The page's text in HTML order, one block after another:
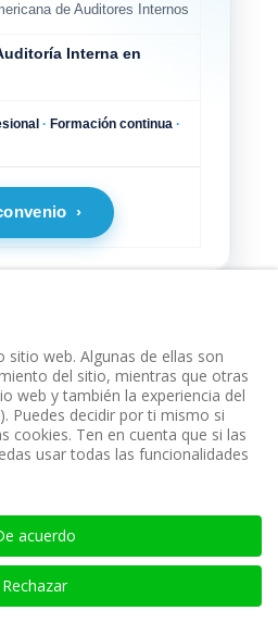
de Auditores Internos
Interna en
· Formación continua ·
›
Pruebas de Fuego del Auditor
Expertos Antifraude. CIE-AF
web. Algunas de ellas son
del sitio, mientras que otras
web y también la experiencia del
Puedes decidir por ti mismo si
cookies. Ten en cuenta que si las
usar todas las funcionalidades
acuerdo
Rechazar